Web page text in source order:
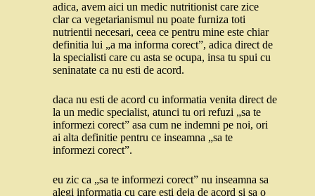
adica, avem aici un medic nutritionist care zice
clar ca vegetarianismul nu poate furniza toti
nutrientii necesari, ceea ce pentru mine este chiar
definitia lui „a ma informa corect”, adica direct de
la specialisti care cu asta se ocupa, insa tu spui cu
seninatate ca nu esti de acord.
daca nu esti de acord cu informatia venita direct de
la un medic specialist, atunci tu ori refuzi „sa te
informezi corect” asa cum ne indemni pe noi, ori
ai alta definitie pentru ce inseamna „sa te
informezi corect”.
eu zic ca „sa te informezi corect” nu inseamna sa
alegi informatia cu care esti deja de acord si sa o